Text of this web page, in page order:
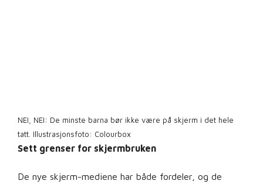
NEI, NEI: De minste barna bør ikke være på skjerm i det hele
tatt. Illustrasjonsfoto: Colourbox
Sett grenser for skjermbruken
De nye skjerm-mediene har både fordeler, og de